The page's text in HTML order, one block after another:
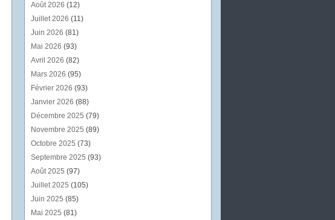
Août 2026 (12)
Juillet 2026 (11)
Juin 2026 (81)
Mai 2026 (93)
Avril 2026 (82)
Mars 2026 (95)
Février 2026 (93)
Janvier 2026 (88)
Décembre 2025 (79)
Novembre 2025 (89)
Octobre 2025 (73)
Septembre 2025 (93)
Août 2025 (97)
Juillet 2025 (105)
Juin 2025 (85)
Mai 2025 (81)